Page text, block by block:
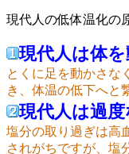
現代人の低体温化の
現代人は体
とくに足を動かさな
き、体温の低下へと
現代人は過
塩分の取り過ぎは高
されがちですが、塩